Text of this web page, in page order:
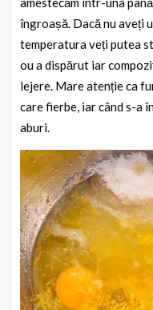
îngroașă. Dacă nu aveți
temperatura veți putea
ou a dispărut iar
lejere. Mare atenție ca
care fierbe, iar când s-a
aburi.